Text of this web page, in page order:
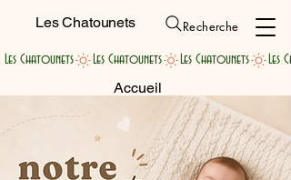
Recherche
Les Chatounets
Accueil
Les Chatounets